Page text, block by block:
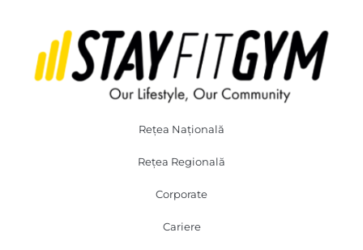
Rețea Națională
Rețea Regională
Corporate
Cariere